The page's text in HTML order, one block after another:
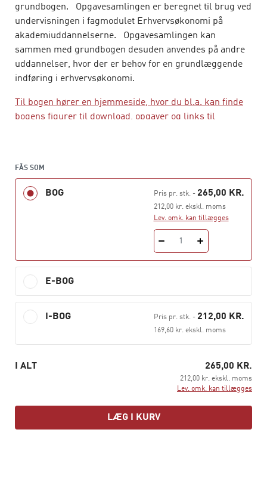
grundbogen. Opgavesamlingen er beregnet til brug ved
undervisningen i fagmodulet Erhvervsøkonomi på
akademiuddannelserne. Opgavesamlingen kan
sammen med grundbogen desuden anvendes på andre
uddannelser, hvor der er behov for en grundlæggende
indføring i erhvervsøkonomi.
Til bogen hører en hjemmeside, hvor du bl.a. kan finde
bogens figurer til download, opgaver og links til
FÅS SOM
BOG Pris pr. stk.- 265,00 KR.
212,00 kr. ekskl. moms
Lev. omk. kan tillægges
1
E-BOG
I-BOG Pris pr. stk.- 212,00 KR.
169,60 kr. ekskl. moms
I ALT 265,00 KR.
212,00 kr. ekskl. moms
Lev. omk. kan tillægges
LÆG I KURV